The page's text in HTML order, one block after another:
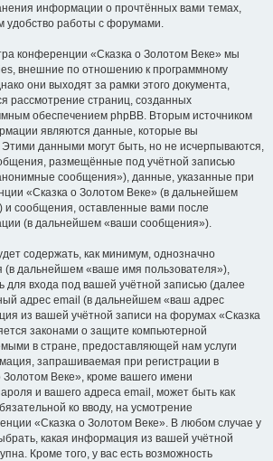
информации о прочтённых вами темах,
удобство работы с форумами.
конференции «Сказка о Золотом Веке» мы
внешние по отношению к программному
они выходят за рамки этого документа,
рассмотрение страниц, созданных
обеспечением phpBB. Вторым источником
являются данные, которые вы
данными могут быть, но не исчерпываются,
размещённые под учётной записью
сообщения»), данные, указанные при
«Сказка о Золотом Веке» (в дальнейшем
и сообщения, оставленные вами после
(в дальнейшем «ваши сообщения»).
содержать, как минимум, однозначно
дальнейшем «ваше имя пользователя»),
для входа под вашей учётной записью (далее
адрес email (в дальнейшем «ваш адрес
из вашей учётной записи на форумах «Сказка
законами о защите компьютерной
в стране, предоставляющей нам услуги
запрашиваемая при регистрации в
Веке», кроме вашего имени
и вашего адреса email, может быть как
ко вводу, на усмотрение
«Сказка о Золотом Веке». В любом случае у
какая информация из вашей учётной
Кроме того, у вас есть возможность